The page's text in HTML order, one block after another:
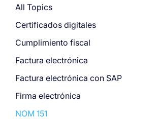
All Topics
Certificados digitales
Cumplimiento fiscal
Factura electrónica
Factura electrónica con SAP
Firma electrónica
NOM 151